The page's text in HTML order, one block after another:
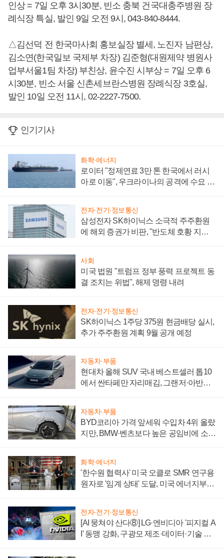
인상 = 7일 오후 3시30분, 빈소 충북 건국대충주병원 장
례식장 특실, 발인 9일 오전 9시, 043-840-8444.
△김선덕 전 한국마사회 홍보실장 별세, 노진자 남편상,
김소연(한국일보 국제부 차장) 김준형(대원제약 병원사
업부서울1팀 차장) 부친상, 윤수진 시부상 = 7일 오후 6
시30분, 빈소 서울 신촌세브란스병원 장례식장 3호실,
발인 10일 오전 11시, 02-2227-7500.
인기기사
화학·에너지
로이터 "정제연료 3만 톤 한국에서 러시
아로 이동", 우크라이나의 공격에 수요 늘
전자·전기·정보통신
삼성전자 SK하이닉스 소극적 주주환원
에 해외 증권가 비판, "반도체 호황 지속
사회
미국 법원 "트럼프 정부 풍력 프로젝트 동
결 조치는 위법", 해제 명령 내려
전자·전기·정보통신
SK하이닉스 1주당 375원 현금배당 실시,
추가 주주환원 계획 9월 공개 예정
자동차·부품
현대차 올해 SUV 국내 베스트셀러 톱10
에서 싼타페만 자리매김, 그랜저·아반떼
자동차·부품
BYD코리아 가격 앞세워 수입차 4위 올랐
지만, BMW·벤츠보다 높은 공임비에 소비
화학·에너지
'한수원 협력사' 미국 오클로 SMR 연구용
원자로 '임계 상태' 도달, 미국 에너지부
전자·전기·정보통신
[AI 뭉쳐야 산다⑧] LG·엔비디아 '피지컬 A
I' 동맹 강화, 구광모 제조·데이터·기술 결